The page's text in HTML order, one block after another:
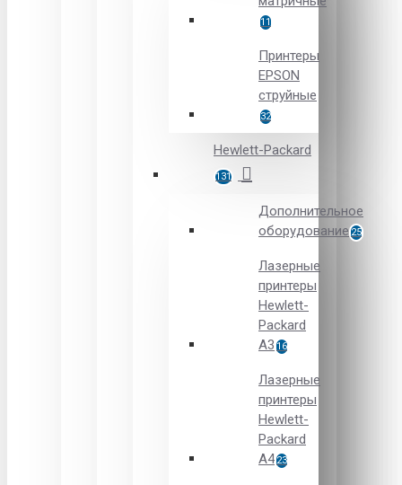
11
Принтеры
EPSON
струйные
32
Hewlett-Packard
131
Дополнительное
оборудование 25
Лазерные
принтеры
Hewlett-
Packard
A3 16
Лазерные
принтеры
Hewlett-
Packard
A423